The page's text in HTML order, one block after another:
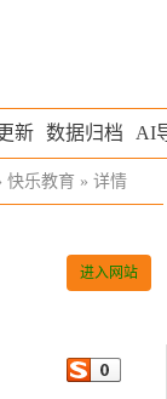
新 数据归档 AI
快乐教育 » 详情
进入网站